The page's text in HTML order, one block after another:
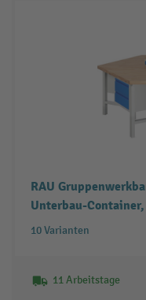
RAU
Unterbau-
10 Varianten
11 Arbeitstage